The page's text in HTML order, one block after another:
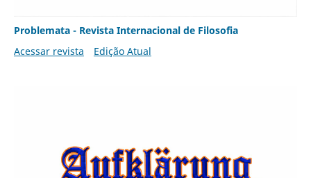
Problemata - Revista Internacional de Filosofia
Acessar revista
Edição Atual